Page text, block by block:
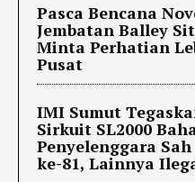
Pasca Bencana
Jembatan Balley
Minta Perhatian
Pusat
IMI Sumut
Sirkuit SL2000
Penyelenggara
ke-81, Lainnya